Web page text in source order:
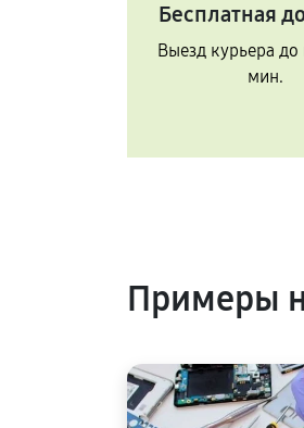
Бесплатная
Выезд курьера до
мин.
Примеры